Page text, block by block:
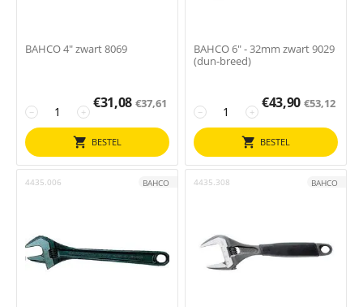
BAHCO 4" zwart 8069
+
−
€31,08 €37,61
BESTEL
BAHCO 6" - 32mm zwart 9029
(dun-breed)
+
−
€43,90 €53,12
BESTEL
4435.006 BAHCO 4435.308 BAHCO